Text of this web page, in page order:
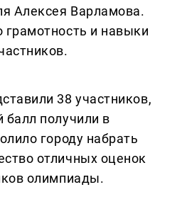
Алексея Варламова.
грамотность и навыки
38 участников,
получили в
городу набрать
отличных оценок
олимпиады.